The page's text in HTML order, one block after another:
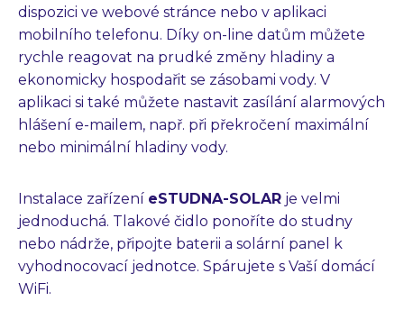
dispozici ve webové stránce nebo v aplikaci
mobilního telefonu. Díky on-line datům můžete
rychle reagovat na prudké změny hladiny a
ekonomicky hospodařit se zásobami vody. V
aplikaci si také můžete nastavit zasílání alarmových
hlášení e-mailem, např. při překročení maximální
nebo minimální hladiny vody.
Instalace zařízení eSTUDNA-SOLAR je velmi
jednoduchá. Tlakové čidlo ponoříte do studny
nebo nádrže, připojte baterii a solární panel k
vyhodnocovací jednotce. Spárujete s Vaší domácí
WiFi.